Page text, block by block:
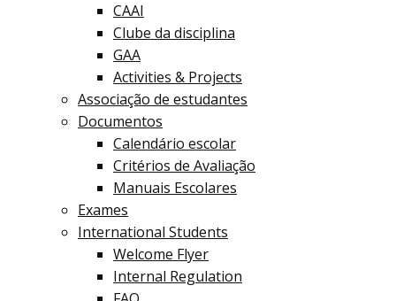
CAAI
Clube da disciplina
GAA
Activities & Projects
Associação de estudantes
Documentos
Calendário escolar
Critérios de Avaliação
Manuais Escolares
Exames
International Students
Welcome Flyer
Internal Regulation